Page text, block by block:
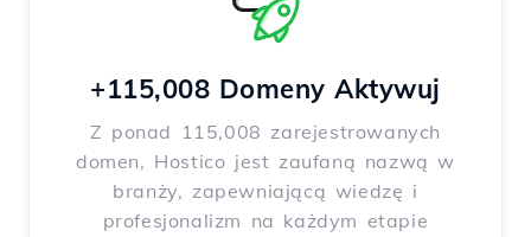
+115,008 Domeny Aktywuj
Z ponad 115,008 zarejestrowanych
domen, Hostico jest zaufaną nazwą w
branży, zapewniającą wiedzę i
profesjonalizm na każdym etapie